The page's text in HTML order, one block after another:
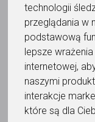
technologii
przeglądania w
podstawową
lepsze
internetowej,
naszymi
interakcje
które są dla
Michał
Ostatnia aktywność:
ponad miesiąc